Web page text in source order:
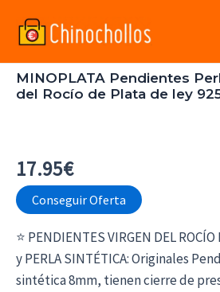
MINOPLATA Pendientes
del Rocío de Plata de ley
17.95€
Conseguir Oferta
⭐ PENDIENTES VIRGEN DEL ROCÍO
y PERLA SINTÉTICA: Originales
sintética 8mm, tienen cierre de